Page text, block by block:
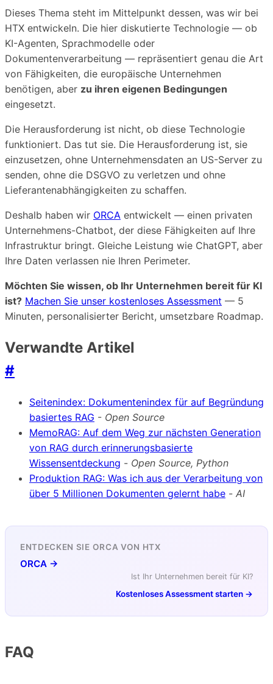
Dieses Thema steht im Mittelpunkt dessen, was wir bei
HTX entwickeln. Die hier diskutierte Technologie — ob
KI-Agenten, Sprachmodelle oder
Dokumentenverarbeitung — repräsentiert genau die Art
von Fähigkeiten, die europäische Unternehmen
benötigen, aber zu ihren eigenen Bedingungen
eingesetzt.
Die Herausforderung ist nicht, ob diese Technologie
funktioniert. Das tut sie. Die Herausforderung ist, sie
einzusetzen, ohne Unternehmensdaten an US-Server zu
senden, ohne die DSGVO zu verletzen und ohne
Lieferantenabhängigkeiten zu schaffen.
Deshalb haben wir ORCA entwickelt — einen privaten
Unternehmens-Chatbot, der diese Fähigkeiten auf Ihre
Infrastruktur bringt. Gleiche Leistung wie ChatGPT, aber
Ihre Daten verlassen nie Ihren Perimeter.
Möchten Sie wissen, ob Ihr Unternehmen bereit für KI
ist? Machen Sie unser kostenloses Assessment — 5
Minuten, personalisierter Bericht, umsetzbare Roadmap.
Verwandte Artikel
#
Seitenindex: Dokumentenindex für auf Begründung
basiertes RAG - Open Source
MemoRAG: Auf dem Weg zur nächsten Generation
von RAG durch erinnerungsbasierte
Wissensentdeckung - Open Source, Python
Produktion RAG: Was ich aus der Verarbeitung von
über 5 Millionen Dokumenten gelernt habe - AI
ENTDECKEN SIE ORCA VON HTX
ORCA →
Ist Ihr Unternehmen bereit für KI?
Kostenloses Assessment starten →
FAQ